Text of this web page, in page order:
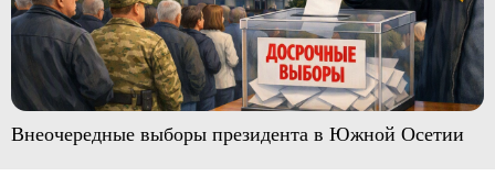
Внеочередные выборы президента в Южной Осетии